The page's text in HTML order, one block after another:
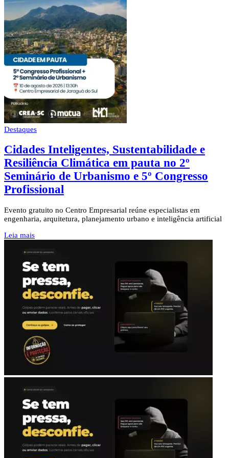
Destaques
Cidades Inteligentes, Sustentabilidade e
Resiliência Climática em pauta no 2º
Seminário de Urbanismo e 5º Congresso
Profissional
Evento gratuito no Centro Empresarial reúne especialistas em
engenharia, arquitetura, planejamento urbano e inteligência artificial
Leia mais